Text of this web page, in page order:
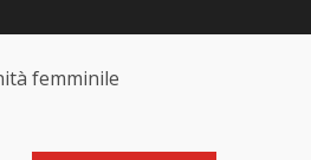
femminile